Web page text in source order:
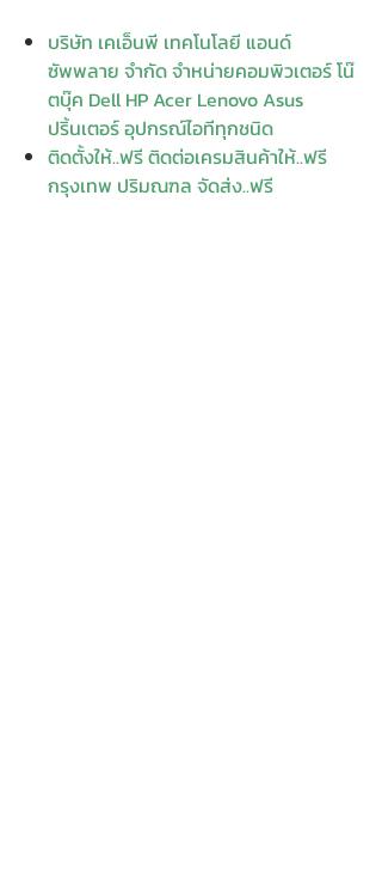
บริษัท เคเอ็นพี เทคโนโลยี แอนด์
ซัพพลาย จำกัด จำหน่ายคอมพิวเตอร์ โน๊
ตบุ๊ค Dell HP Acer Lenovo Asus
ปริ้นเตอร์ อุปกรณ์ไอทีทุกชนิด
ติดตั้งให้..ฟรี ติดต่อเครมสินค้าให้..ฟรี
กรุงเทพ ปริมณฑล จัดส่ง..ฟรี